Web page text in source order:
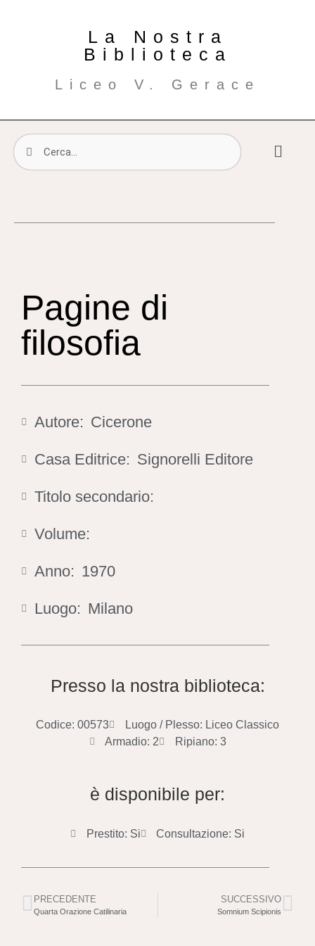
La Nostra
Biblioteca
Liceo V. Gerace
Pagine di
filosofia
Autore: Cicerone
Casa Editrice: Signorelli Editore
Titolo secondario:
Volume:
Anno: 1970
Luogo: Milano
Presso la nostra biblioteca:
Codice: 00573
Luogo / Plesso: Liceo Classico
Armadio: 2
Ripiano: 3
è disponibile per:
Prestito: Si Consultazione: Si
PRECEDENTE
Quarta Orazione Catilinaria
SUCCESSIVO
Somnium Scipionis